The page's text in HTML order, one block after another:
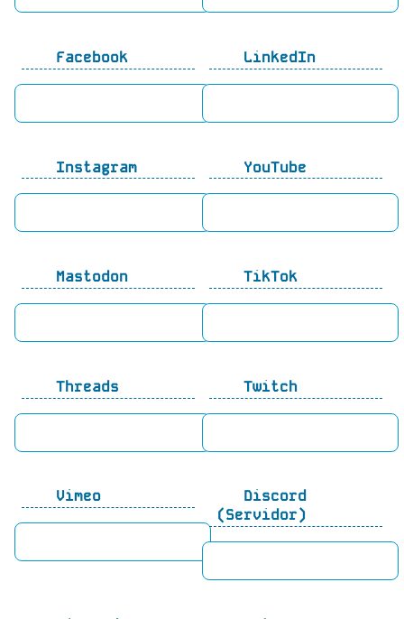
Facebook LinkedIn
Instagram YouTube
Mastodon TikTok
Threads Twitch
Vimeo
Discord
(Servidor)